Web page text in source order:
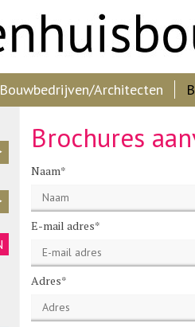
Bouwbedrijven/Architecten
Brochures
Naam*
E-mail adres*
Adres*